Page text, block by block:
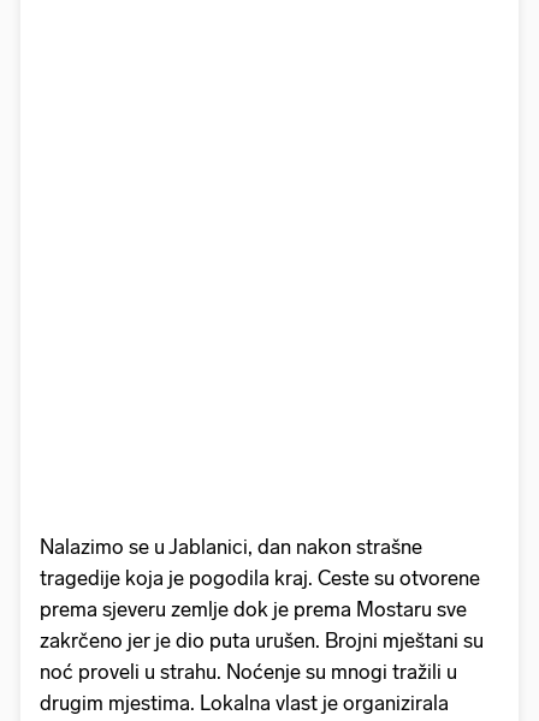
Nalazimo se u Jablanici, dan nakon strašne
tragedije koja je pogodila kraj. Ceste su otvorene
prema sjeveru zemlje dok je prema Mostaru sve
zakrčeno jer je dio puta urušen. Brojni mještani su
noć proveli u strahu. Noćenje su mnogi tražili u
drugim mjestima. Lokalna vlast je organizirala